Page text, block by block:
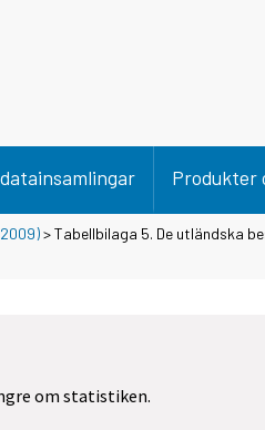
Produkter
> Tabellbilaga 5. De utländska
om statistiken.